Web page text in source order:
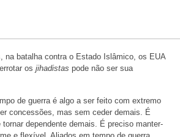
na batalha contra o Estado Islâmico, os EUA
os jihadistas pode não ser sua
de guerra é algo a ser feito com extremo
concessões, mas sem ceder demais. É
dependente demais. É preciso manter-